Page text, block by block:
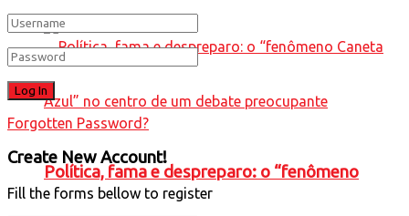
Política, fama e despreparo: o “fenômeno
Forgotten Password?
Create New Account!
Fill the forms bellow to register